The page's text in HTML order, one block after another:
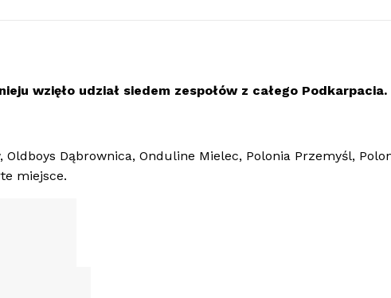
wzięło udział siedem zespołów z całego Podkarpacia.
Oldboys Dąbrownica, Onduline Mielec, Polonia Przemyśl,
miejsce.